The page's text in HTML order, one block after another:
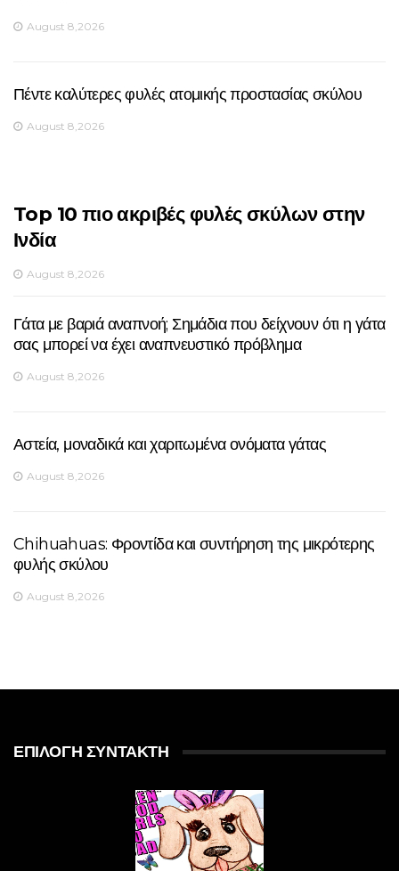
August 8,2026
Πέντε καλύτερες φυλές ατομικής προστασίας σκύλου
August 8,2026
Top 10 πιο ακριβές φυλές σκύλων στην
Ινδία
August 8,2026
Γάτα με βαριά αναπνοή; Σημάδια που δείχνουν ότι η γάτα
σας μπορεί να έχει αναπνευστικό πρόβλημα
August 8,2026
Αστεία, μοναδικά και χαριτωμένα ονόματα γάτας
August 8,2026
Chihuahuas: Φροντίδα και συντήρηση της μικρότερης
φυλής σκύλου
August 8,2026
ΕΠΙΛΟΓΉ ΣΥΝΤΆΚΤΗ